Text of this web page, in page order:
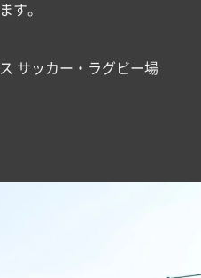
す。
サッカー・ラグビー場